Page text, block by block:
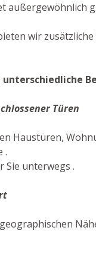
außergewöhnlich
wir
Türen
Haustüren,
.
Sie unterwegs .